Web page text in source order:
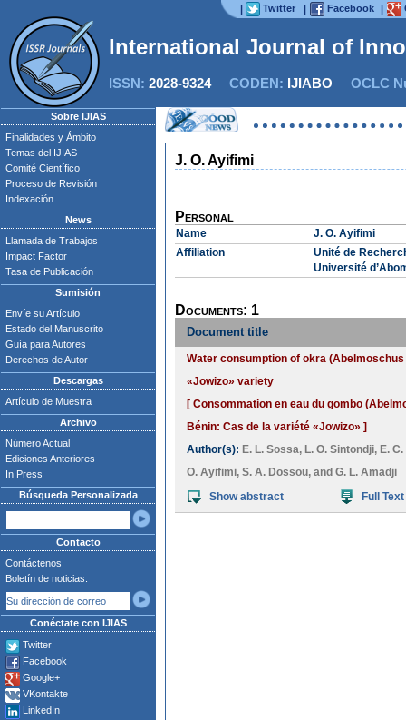
| Twitter | Facebook |
International Journal of
ISSN: 2028-9324CODEN: IJIABO OCLC
Sobre IJIAS
Finalidades y Ámbito
Temas del IJIAS
Comité Científico
Proceso de Revisión
Indexación
News
Llamada de Trabajos
Impact Factor
Tasa de Publicación
Sumisión
Envíe su Artículo
Estado del Manuscrito
Guía para Autores
Derechos de Autor
Descargas
Artículo de Muestra
Archivo
Número Actual
Ediciones Anteriores
In Press
Búsqueda Personalizada
Contacto
Contáctenos
Boletín de noticias:
Conéctate con IJIAS
Twitter
Facebook
Google+
VKontakte
LinkedIn
J. O. Ayifimi
Personal
Name
J. O. Ayifimi
Affiliation
Unité de
Université
Documents: 1
Document title
Water consumption of okra
«Jowizo» variety
[ Consommation en eau du gombo
Bénin: Cas de la variété «Jowizo» ]
Author(s): E. L. Sossa, L. O. Sintondji, E.
O. Ayifimi, S. A. Dossou, and G. L. Amadji
Show abstract
Full Text